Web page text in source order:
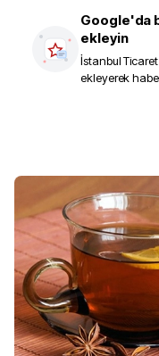
Google'da
ekleyin
İstanbul
ekleyerek